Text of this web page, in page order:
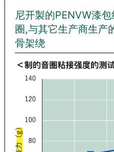
尼开製的PENVW漆
圈,与其它生产商生产
骨架绕